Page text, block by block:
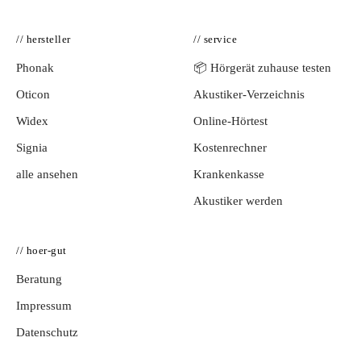
// hersteller
Phonak
Oticon
Widex
Signia
alle ansehen
// service
📦 Hörgerät zuhause testen
Akustiker-Verzeichnis
Online-Hörtest
Kostenrechner
Krankenkasse
Akustiker werden
// hoer-gut
Beratung
Impressum
Datenschutz